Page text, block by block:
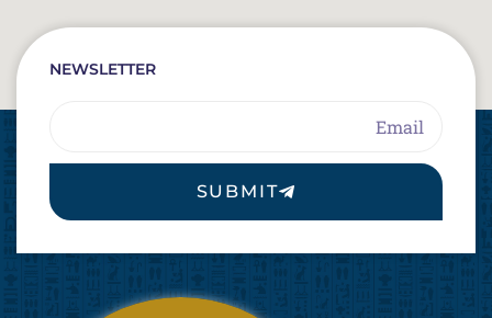
NEWSLETTER
SUBMIT